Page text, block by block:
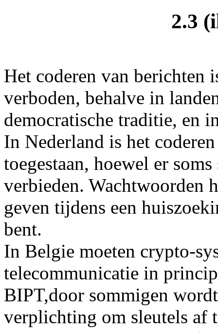
2.3
Het coderen van berichten
verboden, behalve in
democratische traditie, en
In Nederland is het
toegestaan, hoewel er
verbieden. Wachtwoorden
geven tijdens een
bent.
In Belgie moeten crypto-
telecommunicatie in
BIPT,door sommigen
verplichting om sleutels af